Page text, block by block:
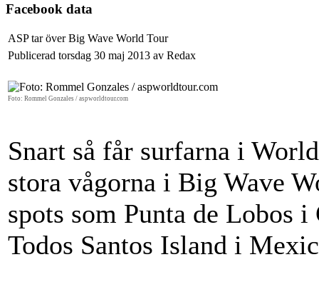
Facebook data
ASP tar över Big Wave World Tour
Publicerad torsdag 30 maj 2013 av Redax
Foto: Rommel Gonzales / aspworldtour.com
Snart så får surfarna i
stora vågorna i Big Wave
spots som Punta de
Todos Santos Island i